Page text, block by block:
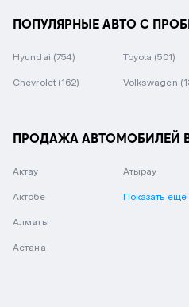
ПОПУЛЯРНЫЕ АВТО С
Hyundai (754) Toyota (501)
Chevrolet (162) Volkswagen
ПРОДАЖА АВТОМОБИЛЕЙ
Актау
Актобе
Алматы
Астана
Атырау
Показать еще